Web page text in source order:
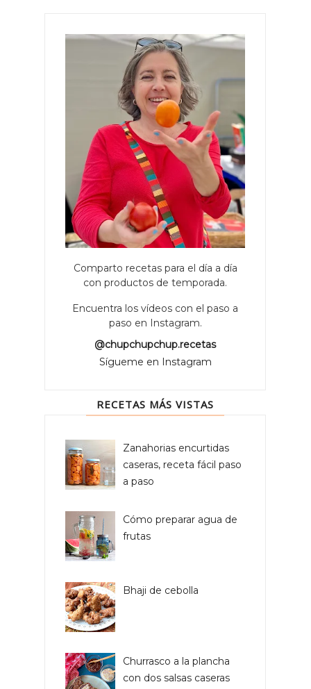
Comparto recetas para el día a día
con productos de temporada.
Encuentra los vídeos con el paso a
paso en Instagram.
@chupchupchup.recetas
Sígueme en Instagram
RECETAS MÁS VISTAS
Zanahorias encurtidas
caseras, receta fácil paso
a paso
Cómo preparar agua de
frutas
Bhaji de cebolla
Churrasco a la plancha
con dos salsas caseras